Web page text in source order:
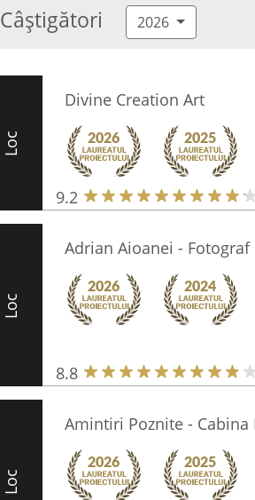
Câștigători 2026
Loc
Divine Creation Art
9.2
Loc
Adrian Aioanei - Fotograf
8.8
Loc
Amintiri Poznite - Cabina